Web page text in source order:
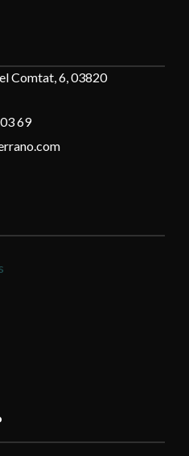
Comtat, 6, 03820
69